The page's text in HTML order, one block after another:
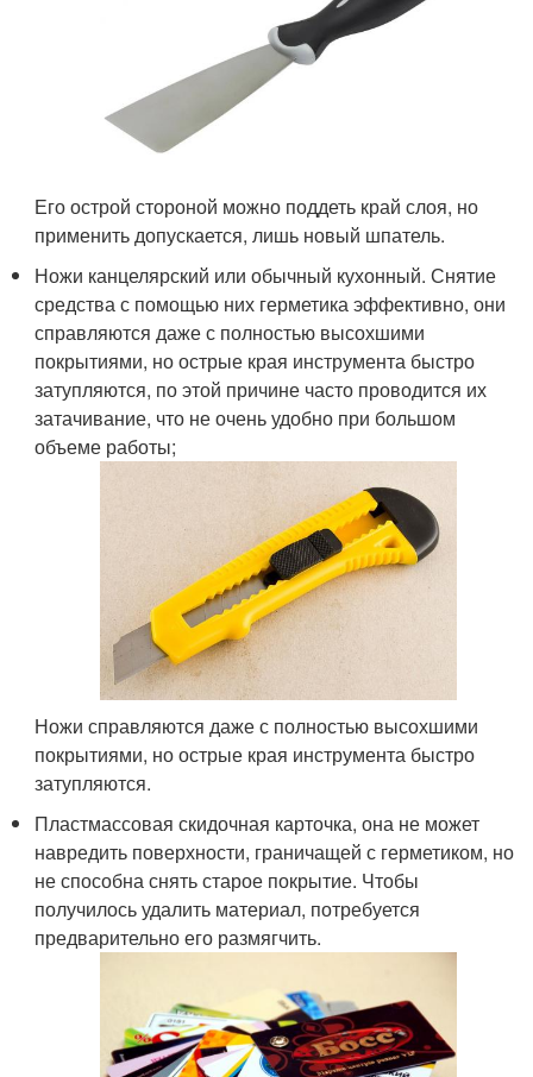
Его острой стороной можно поддеть край слоя, но
применить допускается, лишь новый шпатель.
Ножи канцелярский или обычный кухонный. Снятие
средства с помощью них герметика эффективно, они
справляются даже с полностью высохшими
покрытиями, но острые края инструмента быстро
затупляются, по этой причине часто проводится их
затачивание, что не очень удобно при большом
объеме работы;
Ножи справляются даже с полностью высохшими
покрытиями, но острые края инструмента быстро
затупляются.
Пластмассовая скидочная карточка, она не может
навредить поверхности, граничащей с герметиком, но
не способна снять старое покрытие. Чтобы
получилось удалить материал, потребуется
предварительно его размягчить.